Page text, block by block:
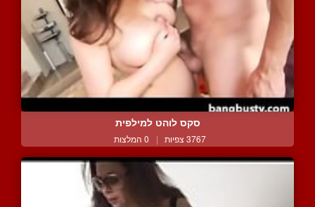
סקס לוהט למילפית
3767 צפיות | 0 המלצות